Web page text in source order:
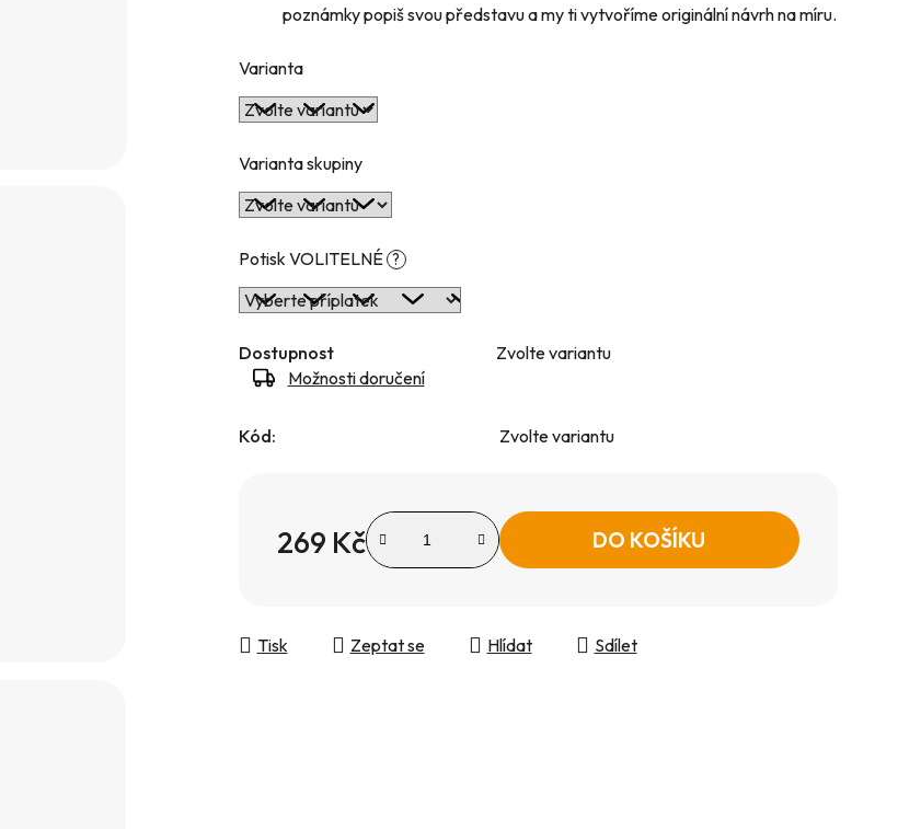
poznámky popiš svou představu a my ti vytvoříme originální návrh na míru.
Varianta
Varianta skupiny
Potisk VOLITELNÉ ?
Dostupnost
Zvolte variantu
Možnosti doručení
Kód: Zvolte variantu
269 Kč DO KOŠÍKU
Tisk Zeptat se Hlídat Sdílet